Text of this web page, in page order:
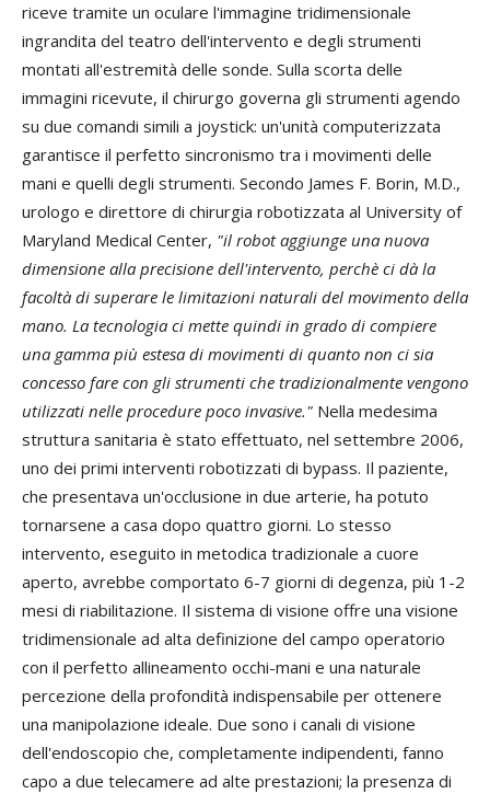
riceve tramite un oculare l'immagine tridimensionale
ingrandita del teatro dell'intervento e degli strumenti
montati all'estremità delle sonde. Sulla scorta delle
immagini ricevute, il chirurgo governa gli strumenti agendo
su due comandi simili a joystick: un'unità computerizzata
garantisce il perfetto sincronismo tra i movimenti delle
mani e quelli degli strumenti. Secondo James F. Borin, M.D.,
urologo e direttore di chirurgia robotizzata al University of
Maryland Medical Center, "il robot aggiunge una nuova
dimensione alla precisione dell'intervento, perchè ci dà la
facoltà di superare le limitazioni naturali del movimento della
mano. La tecnologia ci mette quindi in grado di compiere
una gamma più estesa di movimenti di quanto non ci sia
concesso fare con gli strumenti che tradizionalmente vengono
utilizzati nelle procedure poco invasive." Nella medesima
struttura sanitaria è stato effettuato, nel settembre 2006,
uno dei primi interventi robotizzati di bypass. Il paziente,
che presentava un'occlusione in due arterie, ha potuto
tornarsene a casa dopo quattro giorni. Lo stesso
intervento, eseguito in metodica tradizionale a cuore
aperto, avrebbe comportato 6-7 giorni di degenza, più 1-2
mesi di riabilitazione. Il sistema di visione offre una visione
tridimensionale ad alta definizione del campo operatorio
con il perfetto allineamento occhi-mani e una naturale
percezione della profondità indispensabile per ottenere
una manipolazione ideale. Due sono i canali di visione
dell'endoscopio che, completamente indipendenti, fanno
capo a due telecamere ad alte prestazioni; la presenza di